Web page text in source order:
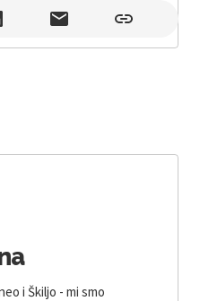
i Škiljo - mi smo